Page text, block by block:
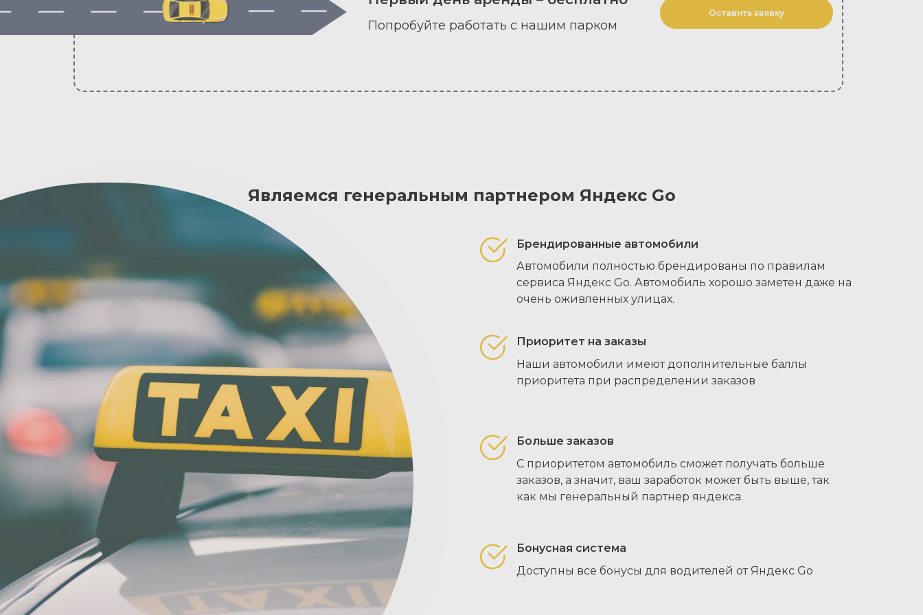
Попробуйте работать с нашим парком
Оставить заявку
Автомобили полностью брендированы по правилам
сервиса Яндекс Go. Автомобиль хорошо заметен даже на
очень оживленных улицах.
Наши автомобили имеют дополнительные баллы
приоритета при распределении заказов
С приоритетом автомобиль сможет получать больше
заказов, а значит, ваш заработок может быть выше, так
как мы генеральный партнер яндекса.
Брендированные автомобили
Приоритет на заказы
Больше заказов
Доступны все бонусы для водителей от Яндекс Go
Бонусная система
Являемся генеральным партнером Яндекс Go